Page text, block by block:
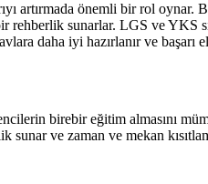
artırmada önemli bir rol
sunarlar. LGS ve YKS
daha iyi hazırlanır ve başarı
birebir eğitim almasını
ve zaman ve mekan